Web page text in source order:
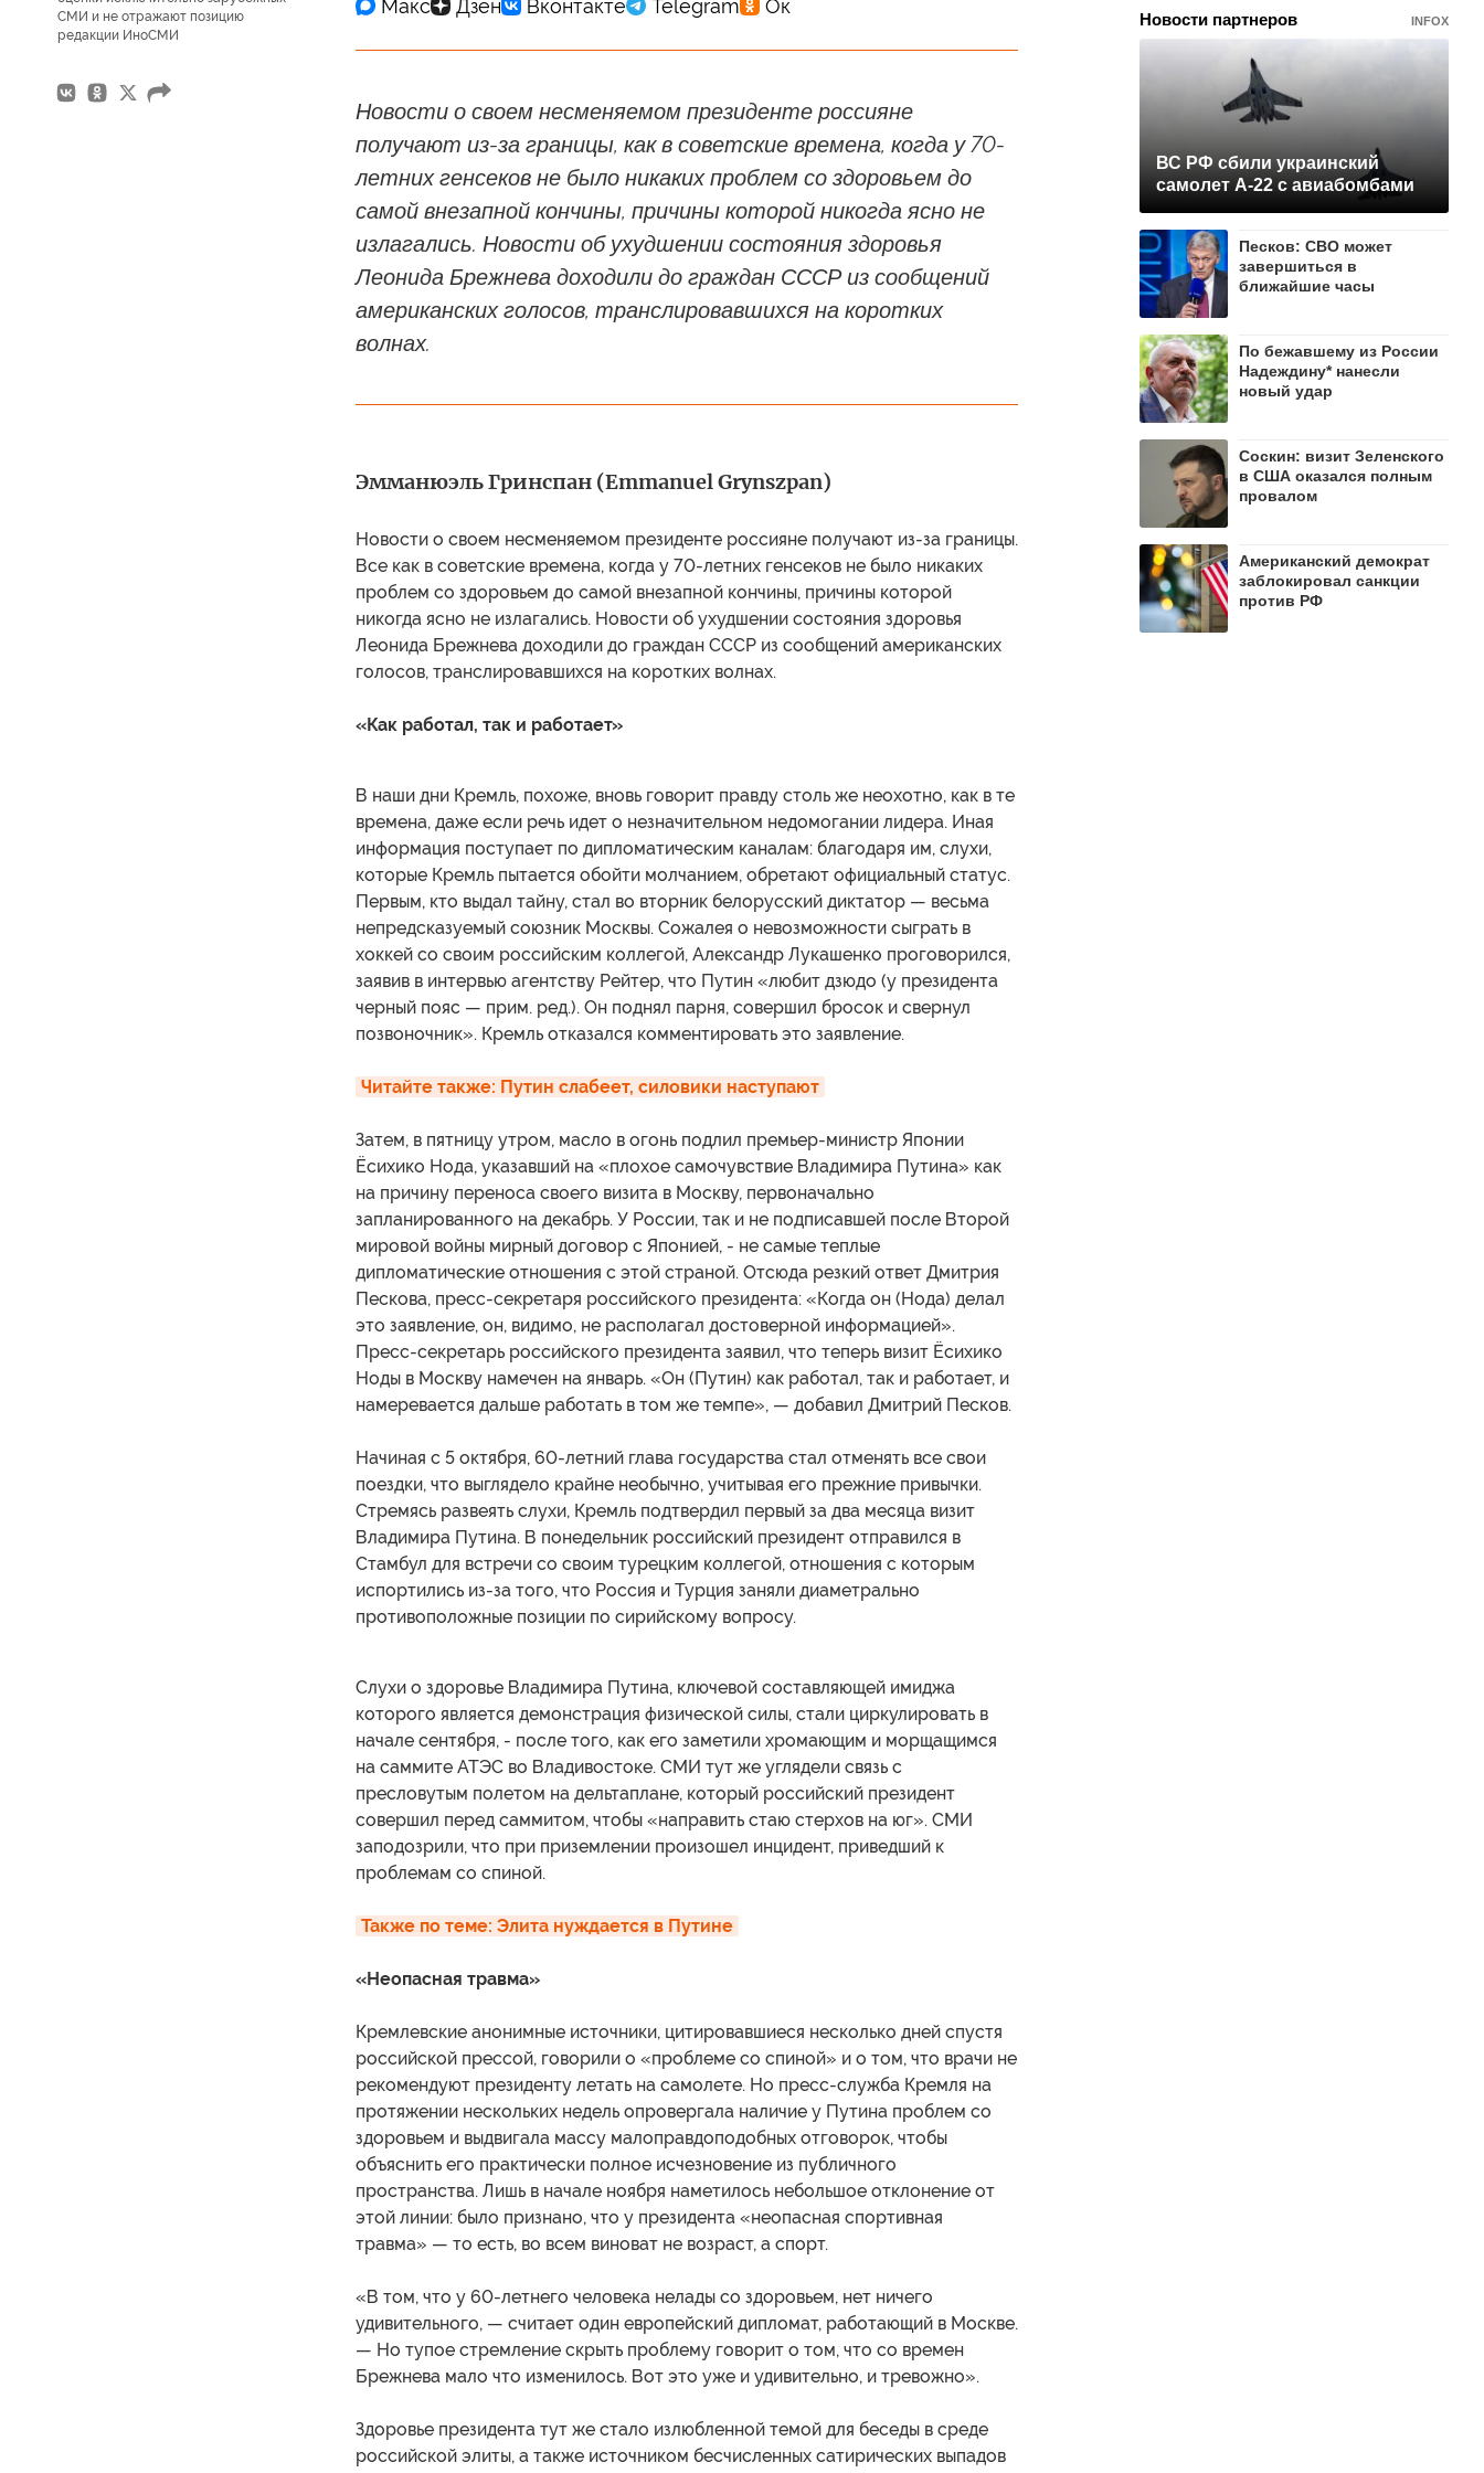
СМИ и не отражают позицию
редакции ИноСМИ
Новости о своем несменяемом президенте россияне
получают из-за границы, как в советские времена, когда у 70-
летних генсеков не было никаких проблем со здоровьем до
самой внезапной кончины, причины которой никогда ясно не
излагались. Новости об ухудшении состояния здоровья
Леонида Брежнева доходили до граждан СССР из сообщений
американских голосов, транслировавшихся на коротких
волнах.
Эмманюэль Гринспан (Emmanuel Grynszpan)
Новости о своем несменяемом президенте россияне получают из-за границы.
Все как в советские времена, когда у 70-летних генсеков не было никаких
проблем со здоровьем до самой внезапной кончины, причины которой
никогда ясно не излагались. Новости об ухудшении состояния здоровья
Леонида Брежнева доходили до граждан СССР из сообщений американских
голосов, транслировавшихся на коротких волнах.
«Как работал, так и работает»
В наши дни Кремль, похоже, вновь говорит правду столь же неохотно, как в те
времена, даже если речь идет о незначительном недомогании лидера. Иная
информация поступает по дипломатическим каналам: благодаря им, слухи,
которые Кремль пытается обойти молчанием, обретают официальный статус.
Первым, кто выдал тайну, стал во вторник белорусский диктатор — весьма
непредсказуемый союзник Москвы. Сожалея о невозможности сыграть в
хоккей со своим российским коллегой, Александр Лукашенко проговорился,
заявив в интервью агентству Рейтер, что Путин «любит дзюдо (у президента
черный пояс — прим. ред.). Он поднял парня, совершил бросок и свернул
позвоночник». Кремль отказался комментировать это заявление.
Читайте также: Путин слабеет, силовики наступают
Затем, в пятницу утром, масло в огонь подлил премьер-министр Японии
Ёсихико Нода, указавший на «плохое самочувствие Владимира Путина» как
на причину переноса своего визита в Москву, первоначально
запланированного на декабрь. У России, так и не подписавшей после Второй
мировой войны мирный договор с Японией, - не самые теплые
дипломатические отношения с этой страной. Отсюда резкий ответ Дмитрия
Пескова, пресс-секретаря российского президента: «Когда он (Нода) делал
это заявление, он, видимо, не располагал достоверной информацией».
Пресс-секретарь российского президента заявил, что теперь визит Ёсихико
Ноды в Москву намечен на январь. «Он (Путин) как работал, так и работает, и
намеревается дальше работать в том же темпе», — добавил Дмитрий Песков.
Начиная с 5 октября, 60-летний глава государства стал отменять все свои
поездки, что выглядело крайне необычно, учитывая его прежние привычки.
Стремясь развеять слухи, Кремль подтвердил первый за два месяца визит
Владимира Путина. В понедельник российский президент отправился в
Стамбул для встречи со своим турецким коллегой, отношения с которым
испортились из-за того, что Россия и Турция заняли диаметрально
противоположные позиции по сирийскому вопросу.
Слухи о здоровье Владимира Путина, ключевой составляющей имиджа
которого является демонстрация физической силы, стали циркулировать в
начале сентября, - после того, как его заметили хромающим и морщащимся
на саммите АТЭС во Владивостоке. СМИ тут же углядели связь с
пресловутым полетом на дельтаплане, который российский президент
совершил перед саммитом, чтобы «направить стаю стерхов на юг». СМИ
заподозрили, что при приземлении произошел инцидент, приведший к
проблемам со спиной.
Также по теме: Элита нуждается в Путине
«Неопасная травма»
Кремлевские анонимные источники, цитировавшиеся несколько дней спустя
российской прессой, говорили о «проблеме со спиной» и о том, что врачи не
рекомендуют президенту летать на самолете. Но пресс-служба Кремля на
протяжении нескольких недель опровергала наличие у Путина проблем со
здоровьем и выдвигала массу малоправдоподобных отговорок, чтобы
объяснить его практически полное исчезновение из публичного
пространства. Лишь в начале ноября наметилось небольшое отклонение от
этой линии: было признано, что у президента «неопасная спортивная
травма» — то есть, во всем виноват не возраст, а спорт.
«В том, что у 60-летнего человека нелады со здоровьем, нет ничего
удивительного, — считает один европейский дипломат, работающий в Москве.
— Но тупое стремление скрыть проблему говорит о том, что со времен
Брежнева мало что изменилось. Вот это уже и удивительно, и тревожно».
Здоровье президента тут же стало излюбленной темой для беседы в среде
российской элиты, а также источником бесчисленных сатирических выпадов
Новости партнеров INFOX
ВС РФ сбили украинский
самолет А-22 с авиабомбами
Песков: СВО может
завершиться в
ближайшие часы
По бежавшему из России
Надеждину* нанесли
новый удар
Соскин: визит Зеленского
в США оказался полным
провалом
Американский демократ
заблокировал санкции
против РФ